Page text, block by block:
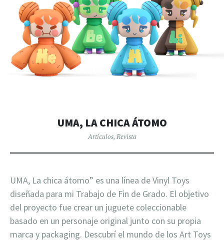
UMA, LA CHICA ÁTOMO
Artículos, Revista
UMA, La chica átomo” es una línea de Vinyl Toys
diseñada para mi Trabajo de Fin de Grado. El objetivo
del proyecto fue crear un juguete coleccionable
basado en un personaje original junto con su propia
marca y packaging. Descubrí el mundo de los Art Toys